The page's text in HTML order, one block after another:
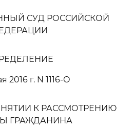
СУД РОССИЙСКОЙ
2016 г. N 1116-О
К РАССМОТРЕНИЮ
ГРАЖДАНИНА